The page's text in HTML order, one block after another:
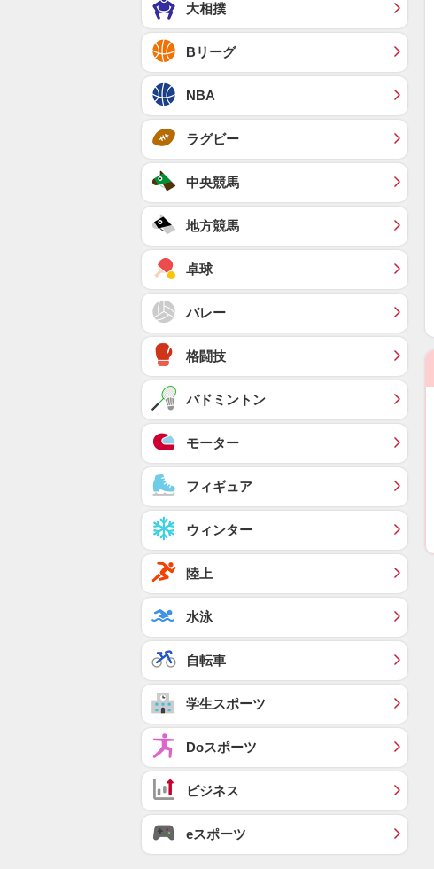
大相撲
Bリーグ
NBA
ラグビー
中央競馬
地方競馬
卓球
バレー
格闘技
バドミントン
モーター
フィギュア
ウィンター
陸上
水泳
自転車
学生スポーツ
Doスポーツ
ビジネス
eスポーツ